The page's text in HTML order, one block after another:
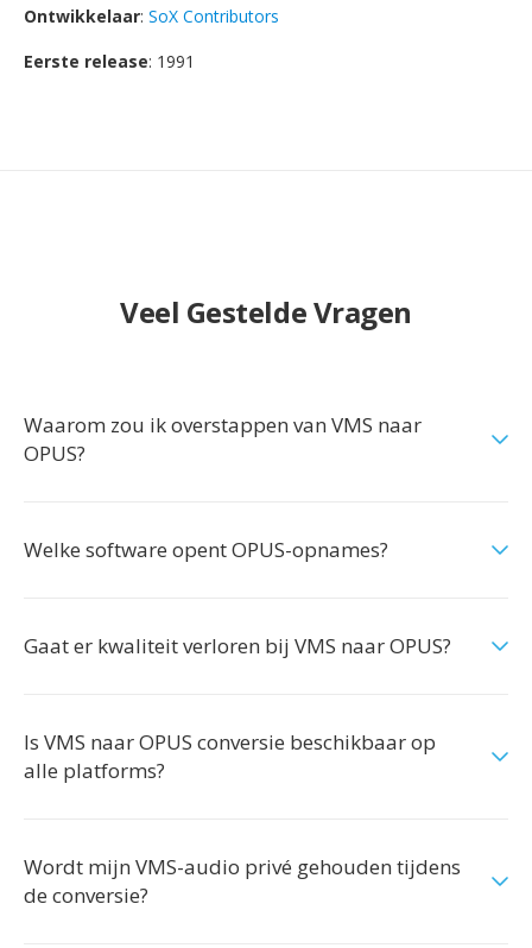
Ontwikkelaar: SoX Contributors
Eerste release: 1991
Veel Gestelde Vragen
Waarom zou ik overstappen van VMS naar
OPUS?
Welke software opent OPUS-opnames?
Gaat er kwaliteit verloren bij VMS naar OPUS?
Is VMS naar OPUS conversie beschikbaar op
alle platforms?
Wordt mijn VMS-audio privé gehouden tijdens
de conversie?